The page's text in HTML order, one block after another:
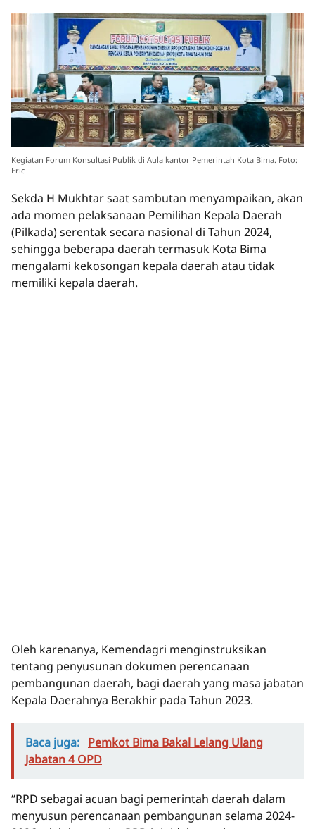
Kegiatan Forum Konsultasi Publik di Aula kantor Pemerintah Kota Bima. Foto:
Eric
Sekda H Mukhtar saat sambutan menyampaikan, akan
ada momen pelaksanaan Pemilihan Kepala Daerah
(Pilkada) serentak secara nasional di Tahun 2024,
sehingga beberapa daerah termasuk Kota Bima
mengalami kekosongan kepala daerah atau tidak
memiliki kepala daerah.
Oleh karenanya, Kemendagri menginstruksikan
tentang penyusunan dokumen perencanaan
pembangunan daerah, bagi daerah yang masa jabatan
Kepala Daerahnya Berakhir pada Tahun 2023.
Baca juga: Pemkot Bima Bakal Lelang Ulang
Jabatan 4 OPD
“RPD sebagai acuan bagi pemerintah daerah dalam
menyusun perencanaan pembangunan selama 2024-